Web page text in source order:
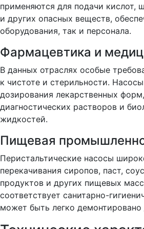
применяются для подачи кислот,
и других опасных веществ,
оборудования, так и персонала.
Фармацевтика и
В данных отраслях особые
к чистоте и стерильности.
дозирования лекарственных
диагностических растворов и
жидкостей.
Пищевая
Перистальтические насосы
перекачивания сиропов, паст,
продуктов и других пищевых
соответствует санитарно-
может быть легко демонтировано